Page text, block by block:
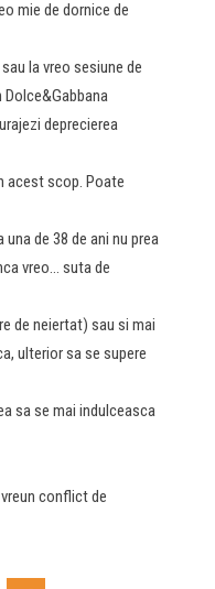
mie de dornice de
la vreo sesiune de
deprecierea
acest scop. Poate
de 38 de ani nu prea
vreo… suta de
de neiertat) sau si mai
ulterior sa se supere
sa se mai indulceasca
conflict de